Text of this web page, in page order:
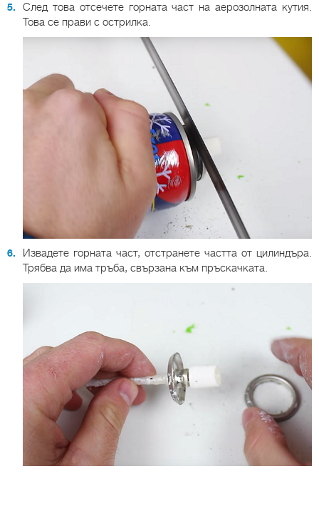
След това отсечете горната част на аерозолната кутия.
Това се прави с острилка.
Извадете горната част, отстранете частта от цилиндъра.
Трябва да има тръба, свързана към пръскачката.